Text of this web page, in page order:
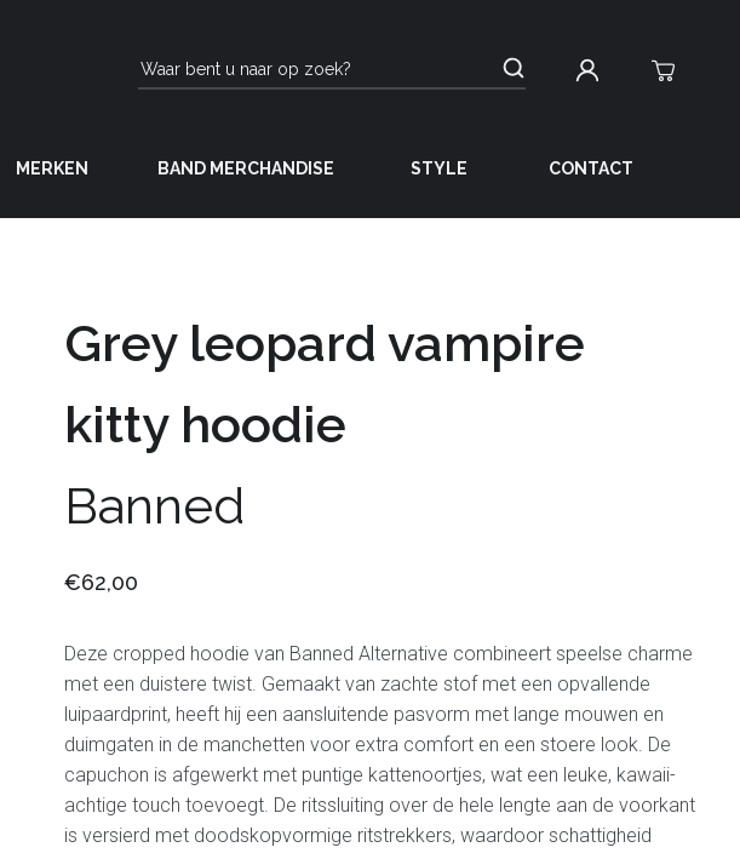
MERKEN BAND MERCHANDISE STYLE CONTACT
Grey leopard vampire
kitty hoodie
Banned
€62,00
Deze cropped hoodie van Banned Alternative combineert speelse charme
met een duistere twist. Gemaakt van zachte stof met een opvallende
luipaardprint, heeft hij een aansluitende pasvorm met lange mouwen en
duimgaten in de manchetten voor extra comfort en een stoere look. De
capuchon is afgewerkt met puntige kattenoortjes, wat een leuke, kawaii-
achtige touch toevoegt. De ritssluiting over de hele lengte aan de voorkant
is versierd met doodskopvormige ritstrekkers, waardoor schattigheid